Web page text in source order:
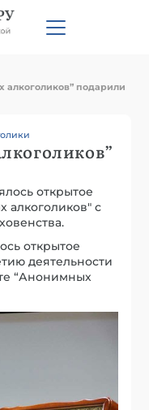
алкоголиков” подарили
открытое
алкоголиков" с
открытое
деятельности
“Анонимных